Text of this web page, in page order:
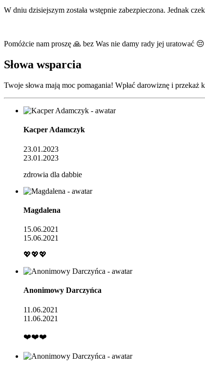
W dniu dzisiejszym została wstępnie zabezpieczona. Jednak
Pomóżcie nam proszę 🙏 bez Was nie damy rady jej uratować 😔
Słowa wsparcia
Twoje słowa mają moc pomagania! Wpłać darowiznę i przekaż
Kacper Adamczyk
23.01.2023
23.01.2023
zdrowia dla dabbie
Magdalena
15.06.2021
15.06.2021
💖💖💖
Anonimowy Darczyńca
11.06.2021
11.06.2021
❤️❤️❤️